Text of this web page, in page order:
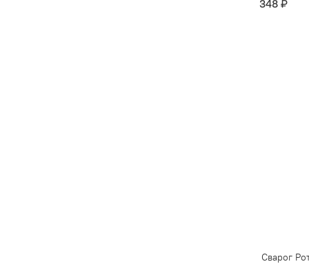
348 ₽
Сварог